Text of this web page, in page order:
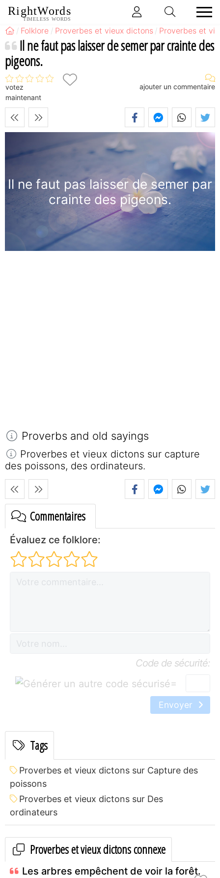
RightWords
TIMELESS WORDS
Folklore Proverbes et vieux dictons Proverbes et
Il ne faut pas laisser de semer par crainte des
pigeons.
votez
maintenant
ajouter un commentaire
Il ne faut pas laisser de semer par
crainte des pigeons.
Proverbs and old sayings
Proverbes et vieux dictons sur capture
des poissons, des ordinateurs.
Commentaires
Évaluez ce folklore:
Code de sécurité:
=
Envoyer
Tags
Proverbes et vieux dictons sur Capture des
poissons
Proverbes et vieux dictons sur Des
ordinateurs
Proverbes et vieux dictons connexe
Les arbres empêchent de voir la forêt.